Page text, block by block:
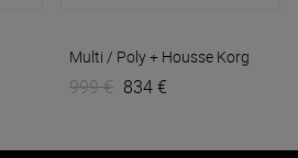
Multi / Poly + Housse Korg
999 € 834 €